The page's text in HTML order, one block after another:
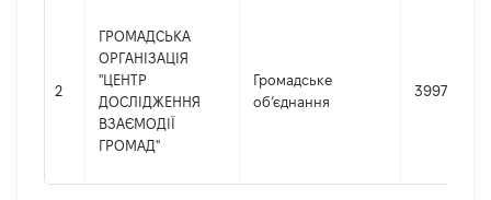
2
ГРОМАДСЬКА
ОРГАНІЗАЦІЯ
"ЦЕНТР
ДОСЛІДЖЕННЯ
ВЗАЄМОДІЇ
ГРОМАД"
Громадське
об’єднання
39978657